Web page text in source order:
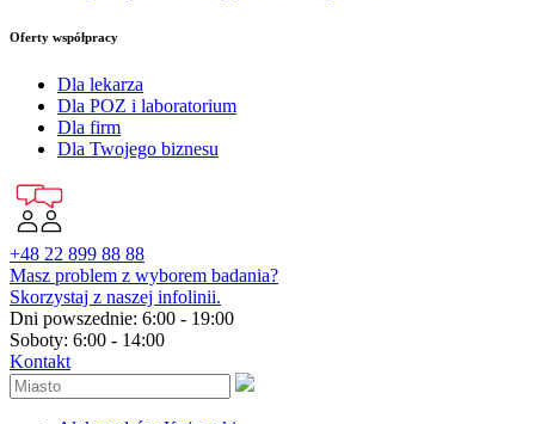
Oferty współpracy
Dla lekarza
Dla POZ i laboratorium
Dla firm
Dla Twojego biznesu
+48 22 899 88 88
Masz problem z wyborem badania?
Skorzystaj z naszej infolinii.
Dni powszednie: 6:00 - 19:00
Soboty: 6:00 - 14:00
Kontakt